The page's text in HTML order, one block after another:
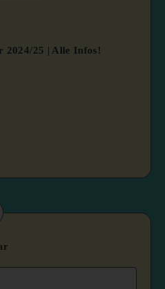
2024/25 | Alle Infos!